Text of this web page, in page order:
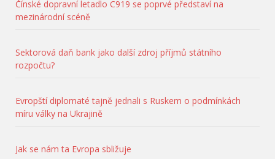
Čínské dopravní letadlo C919 se poprvé představí na
mezinárodní scéně
Sektorová daň bank jako další zdroj příjmů státního
rozpočtu?
Evropští diplomaté tajně jednali s Ruskem o podmínkách
míru války na Ukrajině
Jak se nám ta Evropa sbližuje